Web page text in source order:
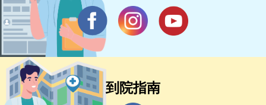
到院指南